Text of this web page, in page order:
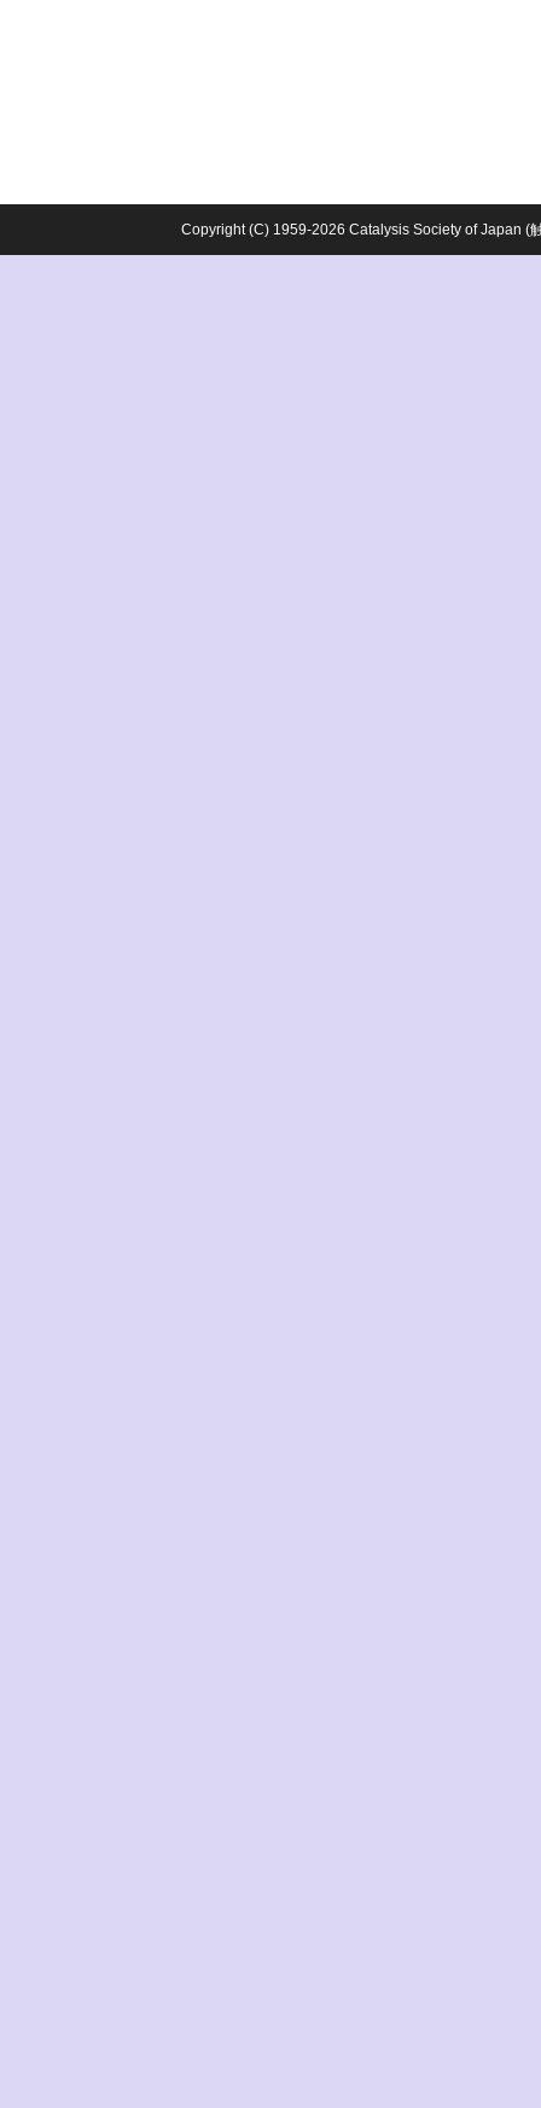
Copyright (C) 1959-2026 Catalysis Society of Japan (